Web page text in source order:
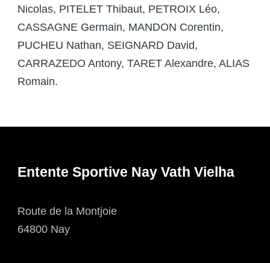
Nicolas, PITELET Thibaut, PETROIX Léo,
CASSAGNE Germain, MANDON Corentin,
PUCHEU Nathan, SEIGNARD David,
CARRAZEDO Antony, TARET Alexandre, ALIAS
Romain.
Entente Sportive Nay Vath Vielha
Route de la Montjoie
64800 Nay